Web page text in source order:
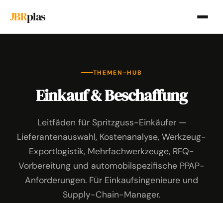
JBRplas
THEMEN-HUB
Einkauf & Beschaffung
Leitfäden für Spritzguss-Einkäufer —
Lieferantenauswahl, Kostenanalyse, Werkzeug-
Exportlogistik, Mehrfachwerkzeuge, RFQ-
Vorbereitung und automobilspezifische PPAP-
Anforderungen. Für Einkaufsingenieure und
Supply-Chain-Manager.